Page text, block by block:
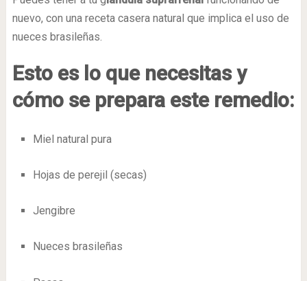
nuevo, con una receta casera natural que implica el uso de
nueces brasileñas.
Esto es lo que necesitas y
cómo se prepara este remedio:
Miel natural pura
Hojas de perejil (secas)
Jengibre
Nueces brasileñas